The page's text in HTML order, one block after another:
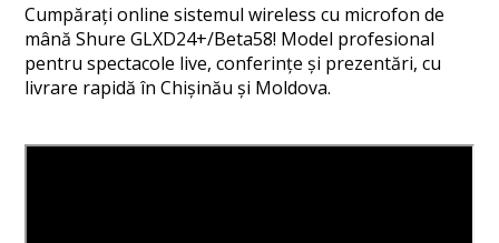
Cumpărați online sistemul wireless cu microfon de
mână Shure GLXD24+/Beta58! Model profesional
pentru spectacole live, conferințe și prezentări, cu
livrare rapidă în Chișinău și Moldova.